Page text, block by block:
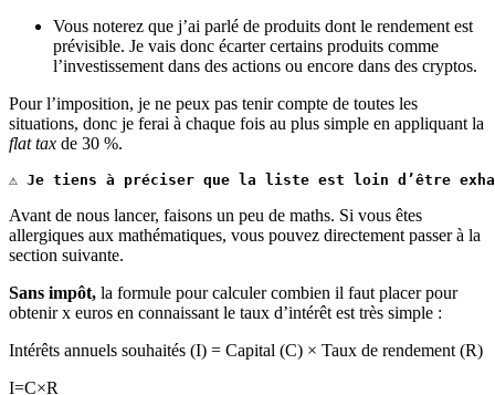
Vous noterez que j’ai parlé de produits dont le rendement est
prévisible. Je vais donc écarter certains produits comme
l’investissement dans des actions ou encore dans des cryptos.
Pour l’imposition, je ne peux pas tenir compte de toutes les
situations, donc je ferai à chaque fois au plus simple en appliquant la
flat tax de 30 %.
⚠️ Je tiens à préciser que la liste est loin d’être
Avant de nous lancer, faisons un peu de maths. Si vous êtes
allergiques aux mathématiques, vous pouvez directement passer à la
section suivante.
Sans impôt, la formule pour calculer combien il faut placer pour
obtenir x euros en connaissant le taux d’intérêt est très simple :
Intérêts annuels souhaités (I) = Capital (C) × Taux de rendement (R)
I=C×R